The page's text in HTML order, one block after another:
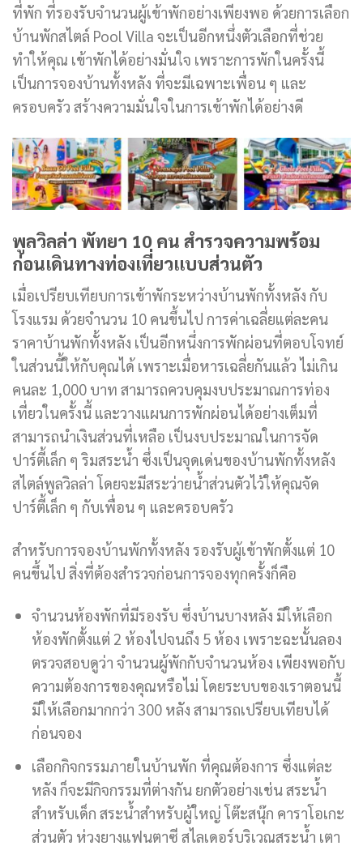
ที่พัก ที่รองรับจำนวนผู้เข้าพักอย่างเพียงพอ ด้วยการเลือก
บ้านพักสไตล์ Pool Villa จะเป็นอีกหนึ่งตัวเลือกที่ช่วย
ทำให้คุณ เข้าพักได้อย่างมั่นใจ เพราะการพักในครั้งนี้
เป็นการจองบ้านทั้งหลัง ที่จะมีเฉพาะเพื่อน ๆ และ
ครอบครัว สร้างความมั่นใจในการเข้าพักได้อย่างดี
พูลวิลล่า พัทยา 10 คน สำรวจความพร้อม
ก่อนเดินทางท่องเที่ยวแบบส่วนตัว
เมื่อเปรียบเทียบการเข้าพักระหว่างบ้านพักทั้งหลัง กับ
โรงแรม ด้วยจำนวน 10 คนขึ้นไป การค่าเฉลี่ยแต่ละคน
ราคาบ้านพักทั้งหลัง เป็นอีกหนึ่งการพักผ่อนที่ตอบโจทย์
ในส่วนนี้ให้กับคุณได้ เพราะเมื่อหารเฉลี่ยกันแล้ว ไม่เกิน
คนละ 1,000 บาท สามารถควบคุมงบประมาณการท่อง
เที่ยวในครั้งนี้ และวางแผนการพักผ่อนได้อย่างเต็มที่
สามารถนำเงินส่วนที่เหลือ เป็นงบประมาณในการจัด
ปาร์ตี้เล็ก ๆ ริมสระน้ำ ซึ่งเป็นจุดเด่นของบ้านพักทั้งหลัง
สไตล์พูลวิลล่า โดยจะมีสระว่ายน้ำส่วนตัวไว้ให้คุณจัด
ปาร์ตี้เล็ก ๆ กับเพื่อน ๆ และครอบครัว
สำหรับการจองบ้านพักทั้งหลัง รองรับผู้เข้าพักตั้งแต่ 10
คนขึ้นไป สิ่งที่ต้องสำรวจก่อนการจองทุกครั้งก็คือ
จำนวนห้องพักที่มีรองรับ ซึ่งบ้านบางหลัง มีให้เลือก
ห้องพักตั้งแต่ 2 ห้องไปจนถึง 5 ห้อง เพราะฉะนั้นลอง
ตรวจสอบดูว่า จำนวนผู้พักกับจำนวนห้อง เพียงพอกับ
ความต้องการของคุณหรือไม่ โดยระบบของเราตอนนี้
มีให้เลือกมากกว่า 300 หลัง สามารถเปรียบเทียบได้
ก่อนจอง
เลือกกิจกรรมภายในบ้านพัก ที่คุณต้องการ ซึ่งแต่ละ
หลัง ก็จะมีกิจกรรมที่ต่างกัน ยกตัวอย่างเช่น สระน้ำ
สำหรับเด็ก สระน้ำสำหรับผู้ใหญ่ โต๊ะสนุ๊ก คาราโอเกะ
ส่วนตัว ห่วงยางแฟนตาซี สไลเดอร์บริเวณสระน้ำ เตา